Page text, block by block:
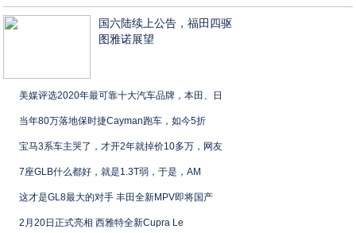
国六陆续上公告，福田四驱
图雅诺展望
美媒评选2020年最可靠十大汽车品牌，本田、日
当年80万落地保时捷Cayman跑车，如今5折
宝马3系车主哭了，才开2年就掉价10多万，网友
7座GLB什么都好，就是1.3T弱，于是，AM
这才是GL8最大的对手 丰田全新MPV即将国产
2月20日正式亮相 西雅特全新Cupra Le